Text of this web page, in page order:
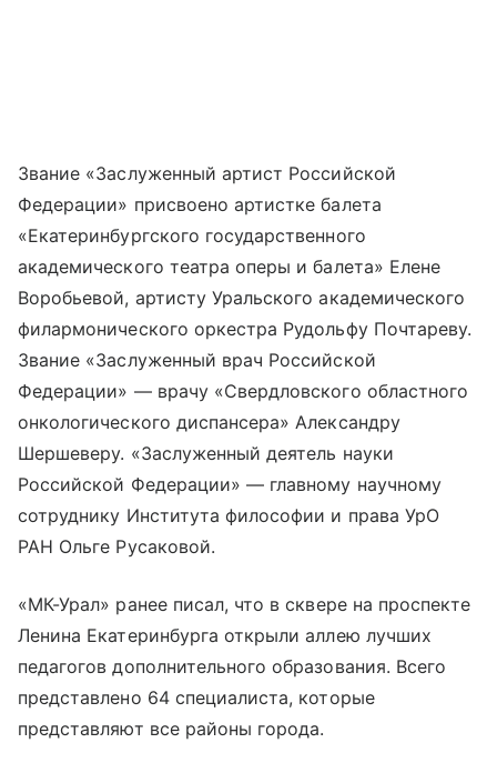
Звание «Заслуженный артист Российской
Федерации» присвоено артистке балета
«Екатеринбургского государственного
академического театра оперы и балета» Елене
Воробьевой, артисту Уральского академического
филармонического оркестра Рудольфу Почтареву.
Звание «Заслуженный врач Российской
Федерации» — врачу «Свердловского областного
онкологического диспансера» Александру
Шершеверу. «Заслуженный деятель науки
Российской Федерации» — главному научному
сотруднику Института философии и права УрО
РАН Ольге Русаковой.
«МК-Урал» ранее писал, что в сквере на проспекте
Ленина Екатеринбурга открыли аллею лучших
педагогов дополнительного образования. Всего
представлено 64 специалиста, которые
представляют все районы города.